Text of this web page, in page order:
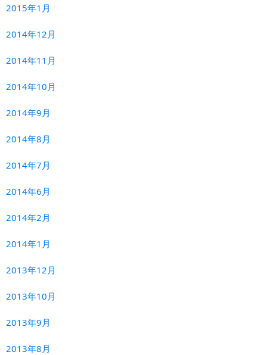
2015年1月
2014年12月
2014年11月
2014年10月
2014年9月
2014年8月
2014年7月
2014年6月
2014年2月
2014年1月
2013年12月
2013年10月
2013年9月
2013年8月